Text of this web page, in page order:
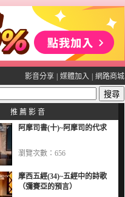
影音分享 媒體加入 網路商城
推 薦 影 音
阿摩司書(十)~阿摩司的代求
瀏覽次數：656
摩西五經(34)~五經中的詩歌
（彌賽亞的預言）